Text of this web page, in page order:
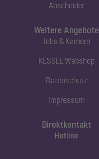
Abscheider
Direktkontakt
Hotline
Weitere Angebote
Jobs & Karriere
KESSEL Webshop
Datenschutz
Impressum